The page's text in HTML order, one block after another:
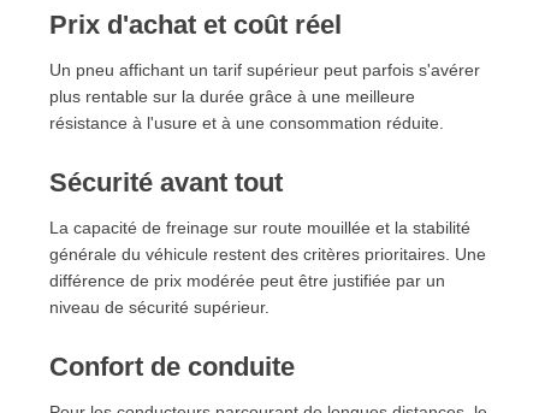
Prix d'achat et coût réel
Un pneu affichant un tarif supérieur peut parfois s'avérer
plus rentable sur la durée grâce à une meilleure
résistance à l'usure et à une consommation réduite.
Sécurité avant tout
La capacité de freinage sur route mouillée et la stabilité
générale du véhicule restent des critères prioritaires. Une
différence de prix modérée peut être justifiée par un
niveau de sécurité supérieur.
Confort de conduite